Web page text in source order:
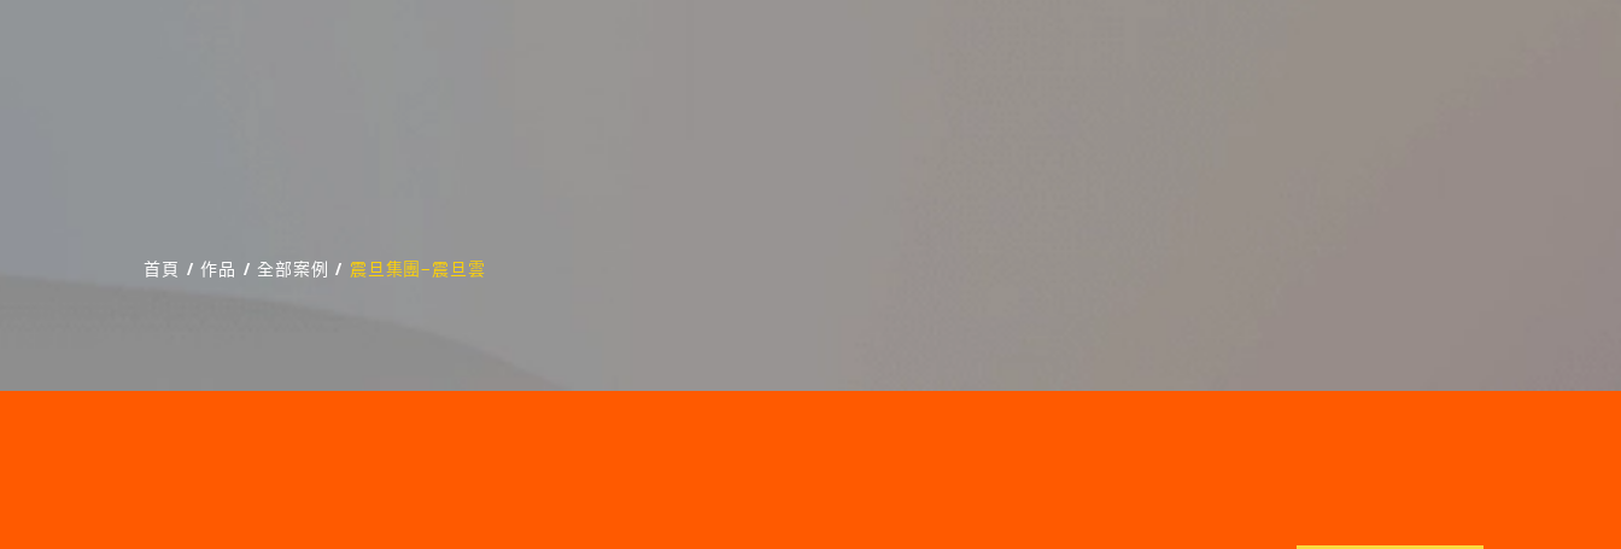
首頁 / 作品 / 全部案例/ 震旦集團-震旦雲